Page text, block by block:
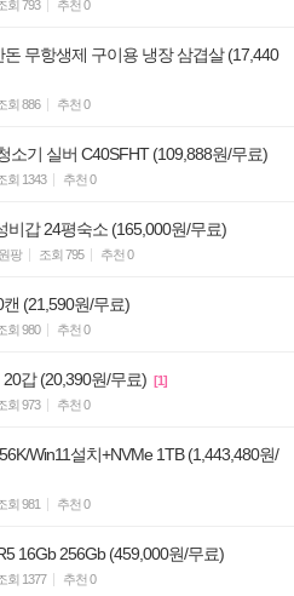
회 793 추천 0
무항생제 구이용 냉장 삼겹살 (17,440
회 886 추천 0
소기 실버 C40SFHT (109,888원/무료)
회 1343 추천 0
갑 24평숙소 (165,000원/무료)
원팡 조회 795 추천 0
(21,590원/무료)
회 980 추천 0
갑 (20,390원/무료) [1]
회 973 추천 0
Win11설치+NVMe 1TB (1,443,480원/
회 981 추천 0
16Gb 256Gb (459,000원/무료)
회 1377 추천 0